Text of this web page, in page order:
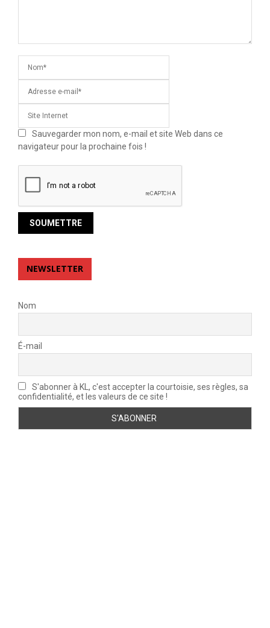
Sauvegarder mon nom, e-mail et site Web dans ce
navigateur pour la prochaine fois !
NEWSLETTER
Nom
É-mail
S'abonner à KL, c'est accepter la courtoisie, ses règles, sa
confidentialité, et les valeurs de ce site !